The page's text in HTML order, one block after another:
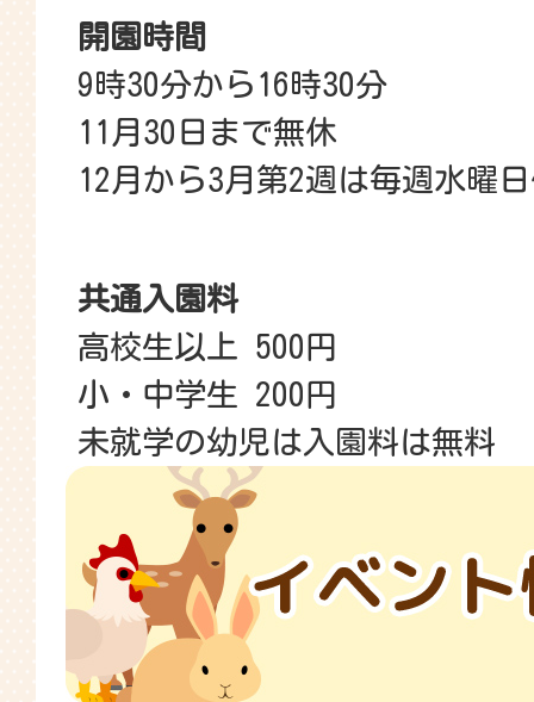
令和8年度 懐古園内飲食店等
開園時間
9時30分から16時30分
11月30日まで無休
12月から3月第2週は毎週水曜
共通入園料
高校生以上 500円
小・中学生 200円
未就学の幼児は入園料は無料